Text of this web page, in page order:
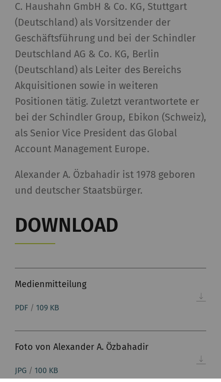
C. Haushahn GmbH & Co. KG, Stuttgart
(Deutschland) als Vorsitzender der
Geschäftsführung und bei der Schindler
Deutschland AG & Co. KG, Berlin
(Deutschland) als Leiter des Bereichs
Akquisitionen sowie in weiteren
Positionen tätig. Zuletzt verantwortete er
bei der Schindler Group, Ebikon (Schweiz),
als Senior Vice President das Global
Account Management Europe.
Alexander A. Özbahadir ist 1978 geboren
und deutscher Staatsbürger.
DOWNLOAD
Medienmitteilung
PDF / 109 KB
Foto von Alexander A. Özbahadir
JPG / 100 KB